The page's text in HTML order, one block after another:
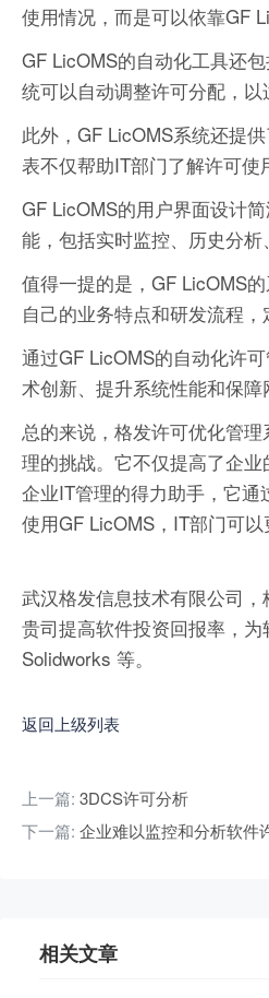
使用情况，而是可以依靠GF
GF LicOMS的自动化工具还
统可以自动调整许可分配，
此外，GF LicOMS系统还提
表不仅帮助IT部门了解许可使
GF LicOMS的用户界面设计
能，包括实时监控、历史分
值得一提的是，GF LicOMS
自己的业务特点和研发流程，
通过GF LicOMS的自动化许
术创新、提升系统性能和保
总的来说，格发许可优化管
理的挑战。它不仅提高了企
企业IT管理的得力助手，它
使用GF LicOMS，IT部门可
武汉格发信息技术有限公司
贵司提高软件投资回报率，
Solidworks 等。
返回上级列表
上一篇: 3DCS许可分析
下一篇: 企业难以监控和分析软件
相关文章